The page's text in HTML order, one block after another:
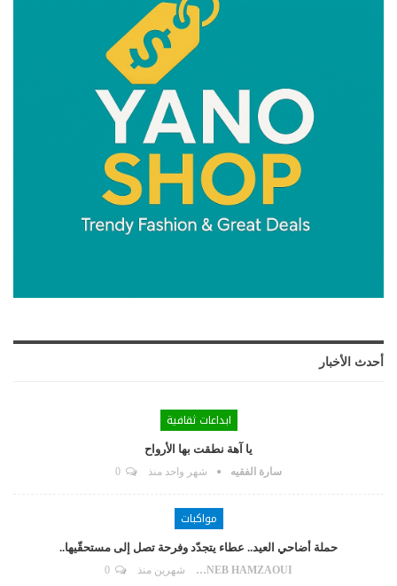
أحدث الأخبار
ابداعات ثقافية
يا آهة نطقت بها الأرواح
سارة الفقيه شهر واحد منذ
مواكبات
حملة أضاحي العيد.. عطاء يتجدّد وفرحة تصل إلى مستحقّيها..
ZAYNEB HAMZAOUI شهرين منذ